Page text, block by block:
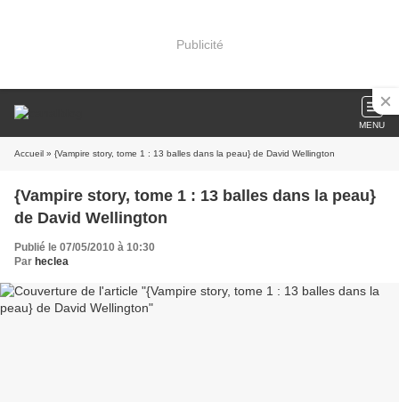
Publicité
MENU
Accueil » {Vampire story, tome 1 : 13 balles dans la peau} de David Wellington
{Vampire story, tome 1 : 13 balles dans la peau}
de David Wellington
Publié le 07/05/2010 à 10:30
Par heclea